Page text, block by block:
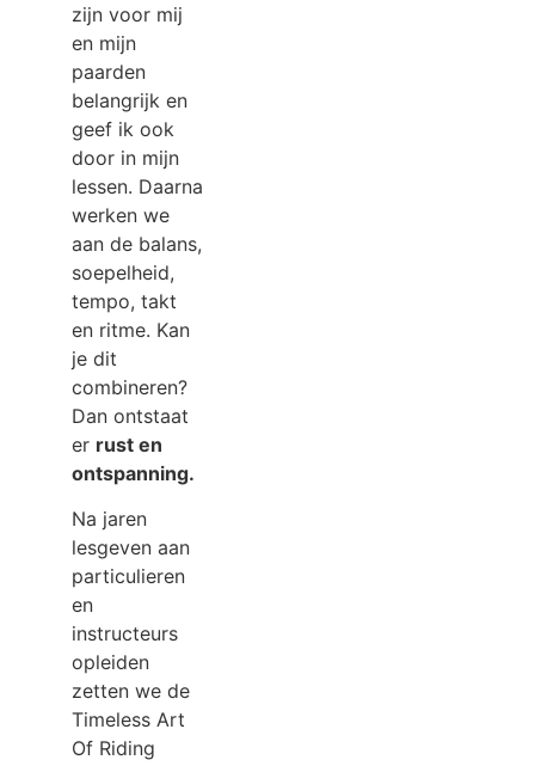
zijn voor mij
en mijn
paarden
belangrijk en
geef ik ook
door in mijn
lessen. Daarna
werken we
aan de balans,
soepelheid,
tempo, takt
en ritme. Kan
je dit
combineren?
Dan ontstaat
er rust en
ontspanning.
Na jaren
lesgeven aan
particulieren
en
instructeurs
opleiden
zetten we de
Timeless Art
Of Riding